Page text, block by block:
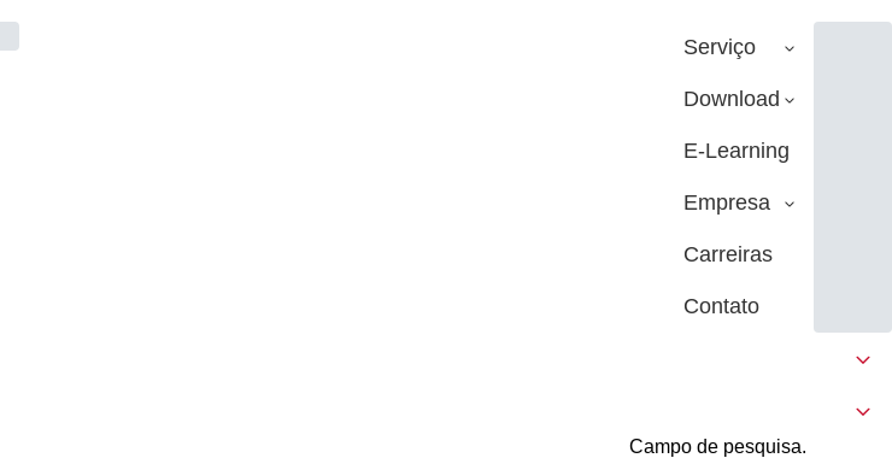
Serviço
Download
E-Learning
Empresa
Carreiras
Contato
Campo de pesquisa.